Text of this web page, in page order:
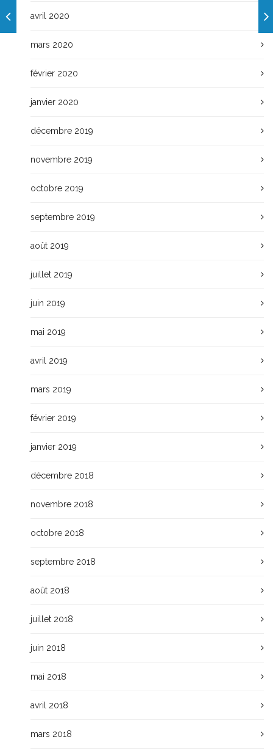
avril 2020
mars 2020
février 2020
janvier 2020
décembre 2019
novembre 2019
octobre 2019
septembre 2019
août 2019
juillet 2019
juin 2019
mai 2019
avril 2019
mars 2019
février 2019
janvier 2019
décembre 2018
novembre 2018
octobre 2018
septembre 2018
août 2018
juillet 2018
juin 2018
mai 2018
avril 2018
mars 2018